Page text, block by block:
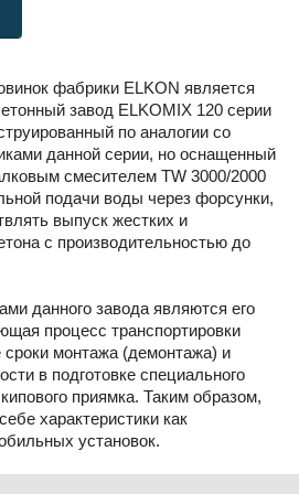
фабрики ELKON является
завод ELKOMIX 120 серии
по аналогии со
данной серии, но оснащенный
смесителем TW 3000/2000
подачи воды через форсунки,
выпуск жестких и
с производительностью до
данного завода являются его
процесс транспортировки
монтажа (демонтажа) и
в подготовке специального
приямка. Таким образом,
характеристики как
установок.